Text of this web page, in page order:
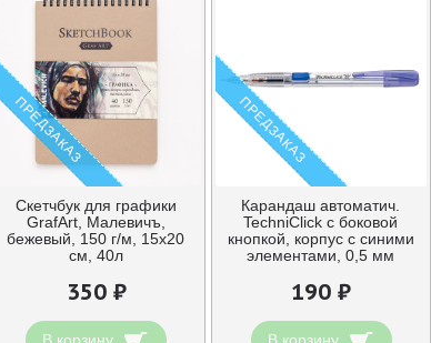
ПРЕДЗАКАЗ
Скетчбук для графики
GrafArt, Малевичъ,
бежевый, 150 г/м, 15x20
см, 40л
350 ₽
В корзину
ПРЕДЗАКАЗ
Карандаш автоматич.
TechniClick с боковой
кнопкой, корпус с синими
элементами, 0,5 мм
190 ₽
В корзину